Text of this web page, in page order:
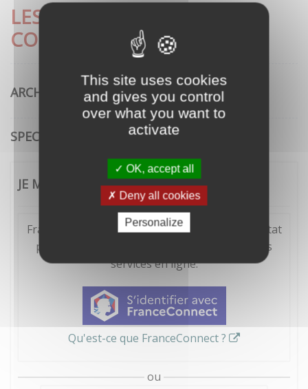
This site uses cookies
and gives you control
over what you want to
activate
OK, accept all
Deny all cookies
Personalize
LES DÉMARCHES LES PLUS
CONSULTÉES
ARCHITECTURE
SPECTACLE VIVANT
JE ME CONNECTE
FranceConnect est la solution proposée par l'Etat
pour sécuriser et simplifier la connexion à vos
services en ligne.
Qu'est-ce que FranceConnect ?
ou